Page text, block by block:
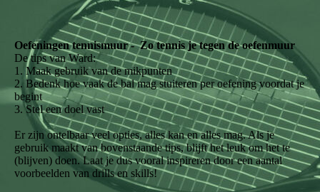
Oefeningen tennismuur - Zo tennis je tegen de oefenmuur
De tips van Ward:
1. Maak gebruik van de mikpunten
2. Bedenk hoe vaak de bal mag stuiteren per oefening voordat je
begint
3. Stel een doel vast
Er zijn ontelbaar veel opties, alles kan en alles mag. Als je
gebruik maakt van bovenstaande tips, blijft het leuk om het te
(blijven) doen. Laat je dus vooral inspireren door een aantal
voorbeelden van drills en skills!